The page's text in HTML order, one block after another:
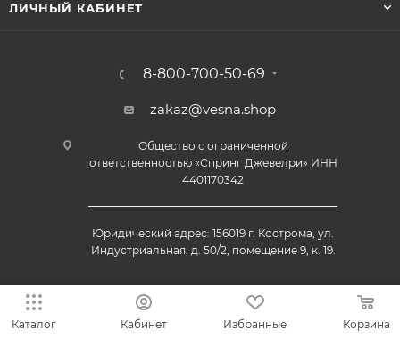
ЛИЧНЫЙ КАБИНЕТ
8-800-700-50-69
zakaz@vesna.shop
Общество с ограниченной
ответственностью «Спринг Джевелри» ИНН
4401170342
Юридический адрес: 156019 г. Кострома, ул.
Индустриальная, д. 50/2, помещение 9, к. 19.
Каталог Кабинет Избранные Корзина